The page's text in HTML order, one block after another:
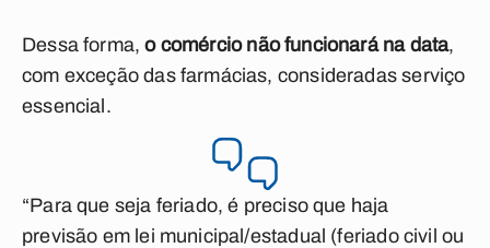
Dessa forma,o comércio não funcionará na data,
com exceção das farmácias, consideradas serviço
essencial.
“Para que seja feriado, é preciso que haja
previsão em lei municipal/estadual (feriado civil ou